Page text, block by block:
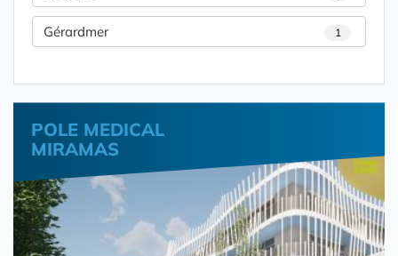
Gérardmer 1
POLE MEDICAL
MIRAMAS